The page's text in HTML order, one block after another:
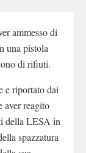
ammesso di
una pistola
di rifiuti.
e riportato dai
aver reagito
della LESA in
spazzatura